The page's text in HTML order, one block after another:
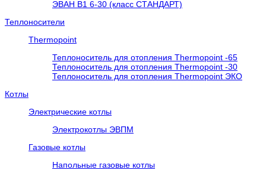
ЭВАН В1 6-30 (класс СТАНДАРТ)
Теплоносители
Thermopoint
Теплоноситель для отопления Thermopoint -65
Теплоноситель для отопления Thermopoint -30
Теплоноситель для отопления Thermopoint ЭКО
Котлы
Электрические котлы
Электрокотлы ЭВПМ
Газовые котлы
Напольные газовые котлы